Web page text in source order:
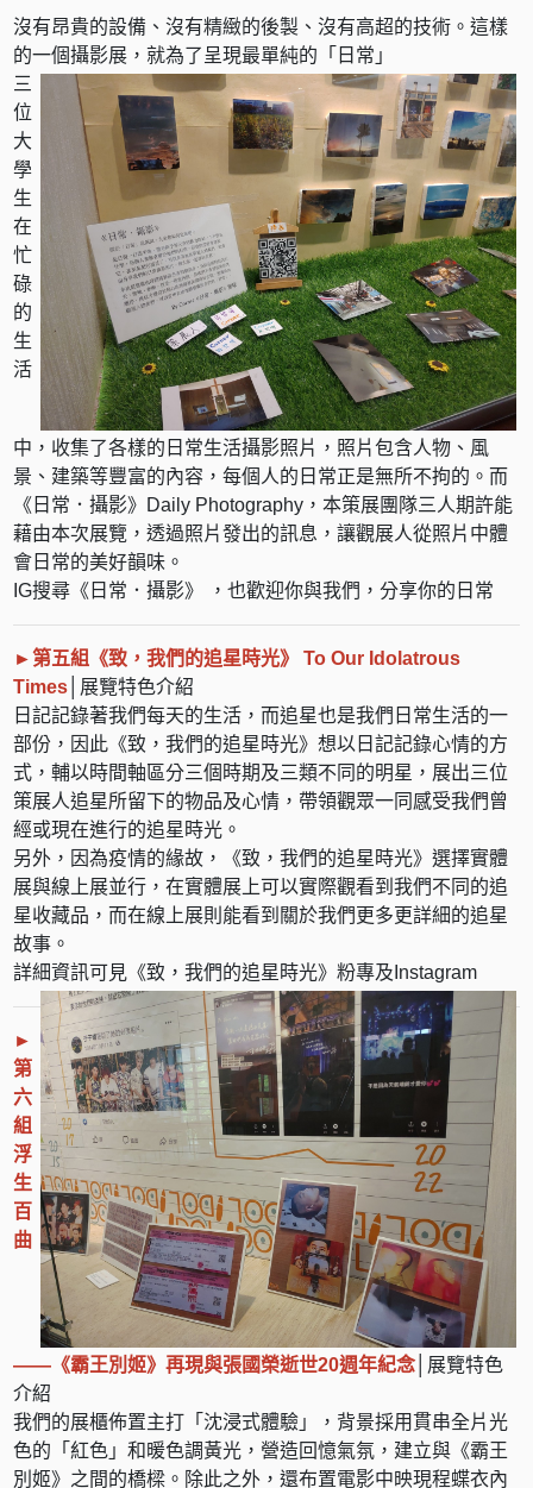
沒有昂貴的設備、沒有精緻的後製、沒有高超的技術。這樣
的一個攝影展，就為了呈現最單純的「日常」
三
位
大
學
生
在
忙
碌
的
生
活
中，收集了各樣的日常生活攝影照片，照片包含人物、風
景、建築等豐富的內容，每個人的日常正是無所不拘的。而
《日常．攝影》Daily Photography，本策展團隊三人期許能
藉由本次展覽，透過照片發出的訊息，讓觀展人從照片中體
會日常的美好韻味。
IG搜尋《日常．攝影》 ，也歡迎你與我們，分享你的日常
►第五組 《致，我們的追星時光》 To Our Idolatrous
Times │展覽特色介紹
日記記錄著我們每天的生活，而追星也是我們日常生活的一
部份，因此《致，我們的追星時光》想以日記記錄心情的方
式，輔以時間軸區分三個時期及三類不同的明星，展出三位
策展人追星所留下的物品及心情，帶領觀眾一同感受我們曾
經或現在進行的追星時光。
另外，因為疫情的緣故，《致，我們的追星時光》選擇實體
展與線上展並行，在實體展上可以實際觀看到我們不同的追
星收藏品，而在線上展則能看到關於我們更多更詳細的追星
故事。
詳細資訊可見《致，我們的追星時光》粉專及Instagram
►
第
六
組
浮
生
百
曲
——《霸王別姬》再現與張國榮逝世20週年紀念 │展覽特色
介紹
我們的展櫃佈置主打「沈浸式體驗」，背景採用貫串全片光
色的「紅色」和暖色調黃光，營造回憶氣氛，建立與《霸王
別姬》之間的橋樑。除此之外，還布置電影中映現程蝶衣內